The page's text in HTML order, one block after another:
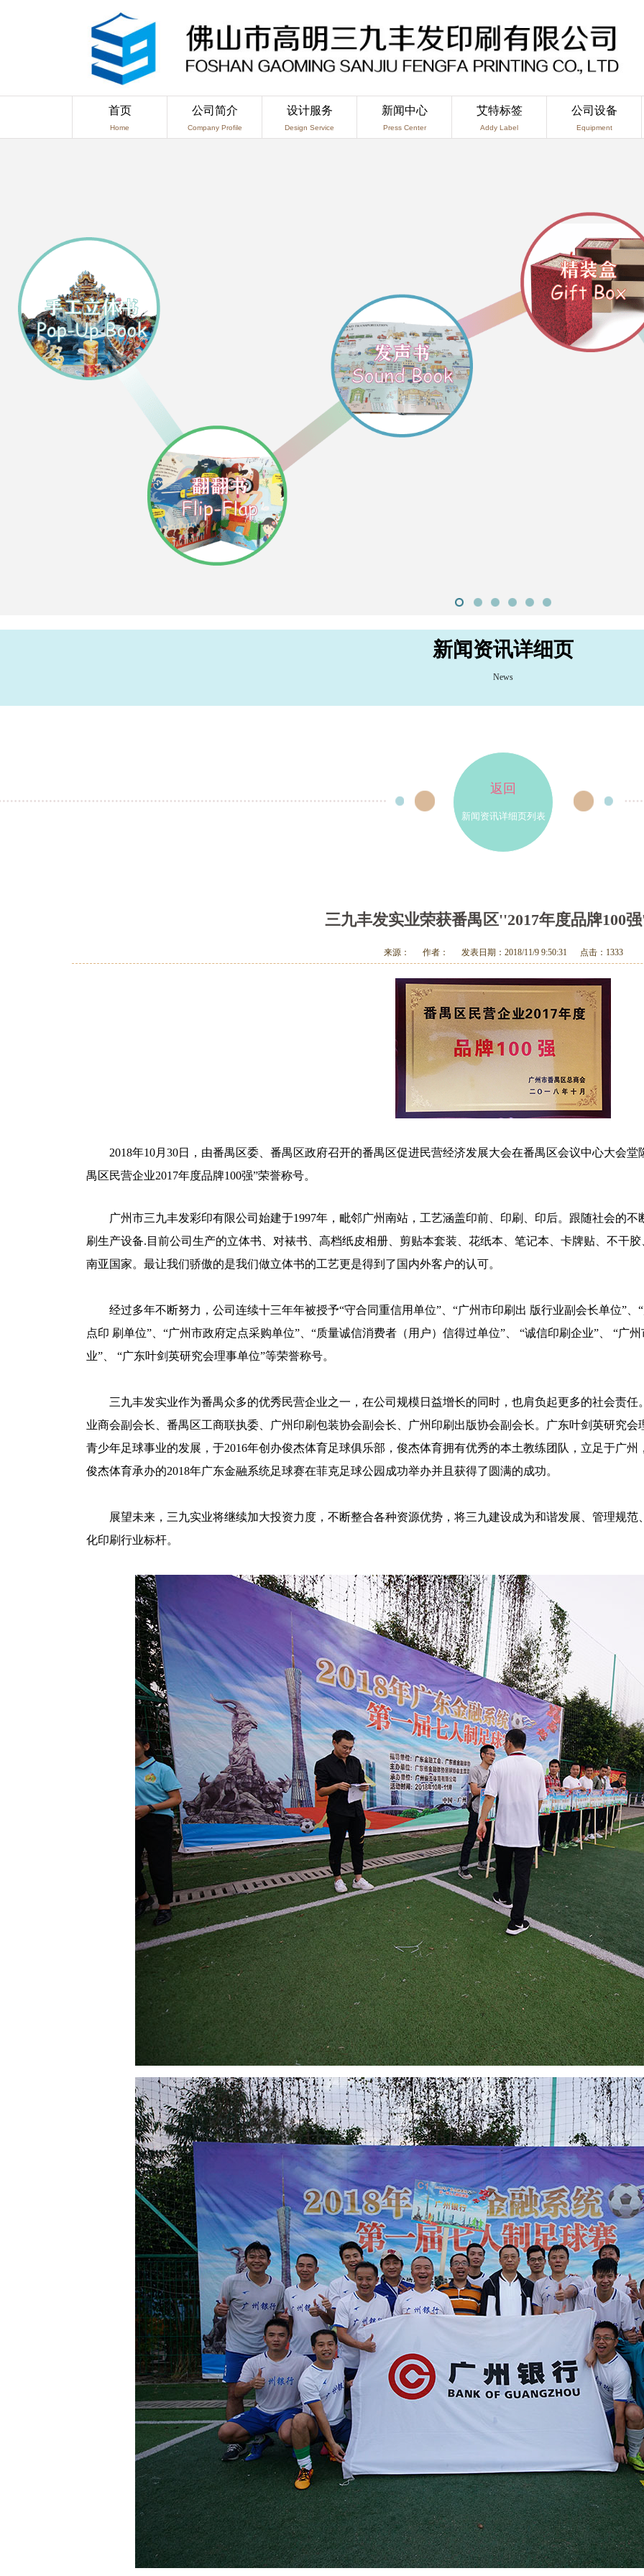
首页
Home
公司简介
Company Profile
设计服务
Design Service
新闻中心
Press Center
艾特标签
Addy Label
公司设备
Equipment
新闻资讯详细页
News
返回
新闻资讯详细页列表
三九丰发实业荣获番禺区''2017年度品牌100
来源： 作者： 发表日期：2018/11/9 9:50:31 点击：1333
2018年10月30日，由番禺区委、番禺区政府召开的番禺区促进民营经济发展大会在番禺区会议中心大会堂
禺区民营企业2017年度品牌100强”荣誉称号。
广州市三九丰发彩印有限公司始建于1997年，毗邻广州南站，工艺涵盖印前、印刷、印后。跟随社会的不
刷生产设备.目前公司生产的立体书、对裱书、高档纸皮相册、剪贴本套装、花纸本、笔记本、卡牌贴、不干
南亚国家。最让我们骄傲的是我们做立体书的工艺更是得到了国内外客户的认可。
经过多年不断努力，公司连续十三年年被授予“守合同重信用单位”、“广州市印刷出 版行业副会长单位”、
点印 刷单位”、“广州市政府定点采购单位”、“质量诚信消费者（用户）信得过单位”、 “诚信印刷企业”、 “广
业”、 “广东叶剑英研究会理事单位”等荣誉称号。
三九丰发实业作为番禺众多的优秀民营企业之一，在公司规模日益增长的同时，也肩负起更多的社会责任
业商会副会长、番禺区工商联执委、广州印刷包装协会副会长、广州印刷出版协会副会长。广东叶剑英研究
青少年足球事业的发展，于2016年创办俊杰体育足球俱乐部，俊杰体育拥有优秀的本土教练团队，立足于广
俊杰体育承办的2018年广东金融系统足球赛在菲克足球公园成功举办并且获得了圆满的成功。
展望未来，三九实业将继续加大投资力度，不断整合各种资源优势，将三九建设成为和谐发展、管理规范
化印刷行业标杆。